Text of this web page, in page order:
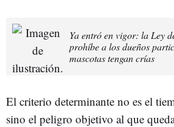
Ya entró en vigor: la Ley
prohíbe a los dueños
mascotas tengan crías
El criterio determinante no es el
sino el peligro objetivo al que